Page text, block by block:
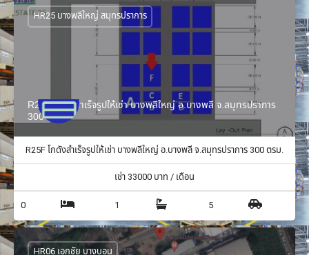
R25F โกดังสำเร็จรูปให้เช่า บางพลีใหญ่ อ.บางพลี จ.สมุทรปราการ
300 ตรม.
HR25 บางพลีใหญ่ สมุทรปราการ
R25F โกดังสำเร็จรูปให้เช่า บางพลีใหญ่ อ.บางพลี จ.สมุทรปราการ 300 ตรม.
เช่า 33000 บาท / เดือน
0 1 5
HR06 เอกชัย บางบอน